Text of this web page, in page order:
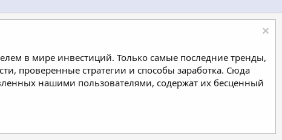
в мире инвестиций. Только самые последние тренды,
проверенные стратегии и способы заработка. Сюда
нашими пользователями, содержат их бесценный